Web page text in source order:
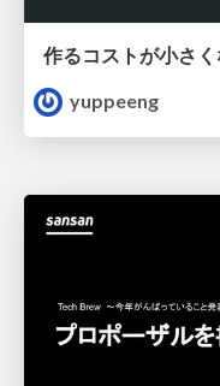
yuppeeng